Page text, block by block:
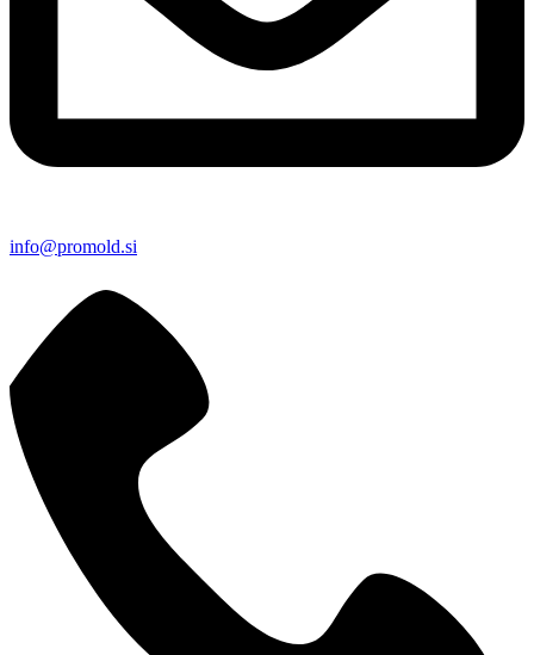
info@promold.si